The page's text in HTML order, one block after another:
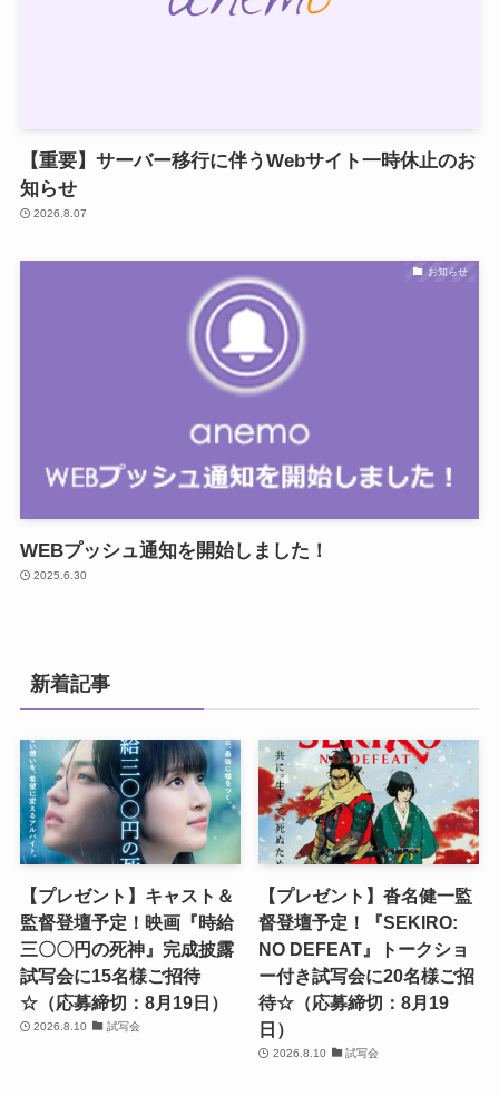
【重要】サーバー移行に伴うWebサイト一時休止のお
知らせ
2026.8.07
お知らせ
WEBプッシュ通知を開始しました！
2025.6.30
新着記事
【プレゼント】キャスト＆
監督登壇予定！映画『時給
三〇〇円の死神』完成披露
試写会に15名様ご招待
☆（応募締切：8月19日）
2026.8.10 試写会
【プレゼント】沓名健一監
督登壇予定！『SEKIRO:
NO DEFEAT』トークショ
ー付き試写会に20名様ご招
待☆（応募締切：8月19
日）
2026.8.10 試写会